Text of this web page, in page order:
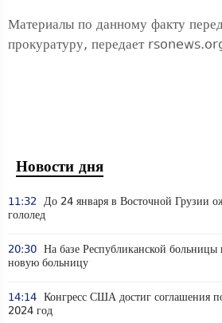
Материалы по данному факту
прокуратуру, передает
Новости дня
11:32 До 24 января в Восточной Грузии
гололед
20:30 На базе Республиканской больницы
новую больницу
14:14 Конгресс США достиг соглашения
2024 год